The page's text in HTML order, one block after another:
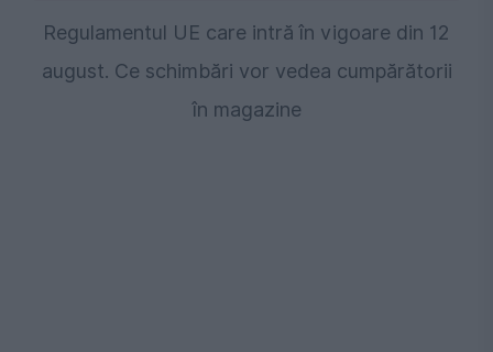
Regulamentul UE care intră în vigoare din 12
august. Ce schimbări vor vedea cumpărătorii
în magazine